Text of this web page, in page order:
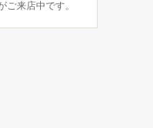
ご来店中です。